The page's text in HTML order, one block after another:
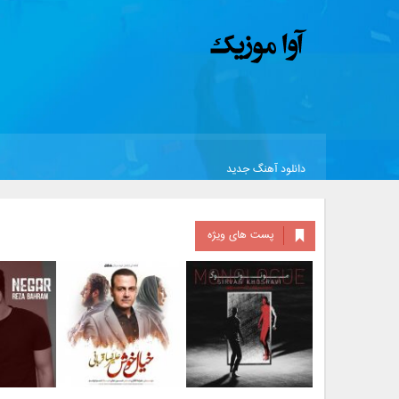
دانلود آهنگ جدید
پست های ویژه